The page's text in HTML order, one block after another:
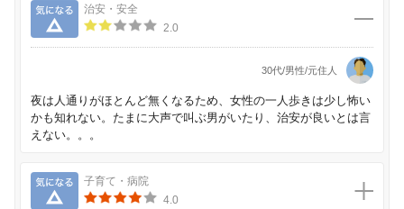
気になる
治安・安全
2.0
30代/男性/元住人
夜は人通りがほとんど無くなるため、女性の一人歩きは少し怖い
かも知れない。たまに大声で叫ぶ男がいたり、治安が良いとは言
えない。。。
気になる
子育て・病院
4.0